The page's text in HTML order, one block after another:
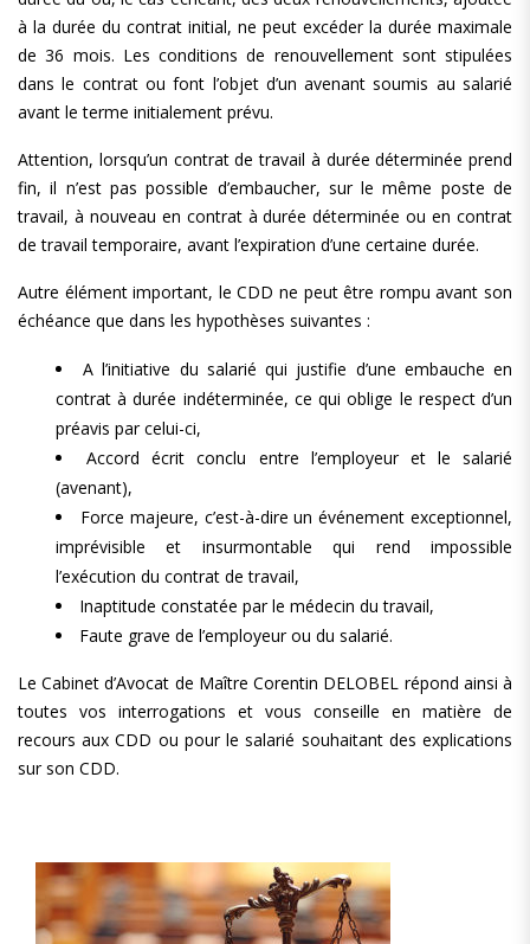
à la durée du contrat initial, ne peut excéder la durée maximale
de 36 mois. Les conditions de renouvellement sont stipulées
dans le contrat ou font l’objet d’un avenant soumis au salarié
avant le terme initialement prévu.
Attention, lorsqu’un contrat de travail à durée déterminée prend
fin, il n’est pas possible d’embaucher, sur le même poste de
travail, à nouveau en contrat à durée déterminée ou en contrat
de travail temporaire, avant l’expiration d’une certaine durée.
Autre élément important, le CDD ne peut être rompu avant son
échéance que dans les hypothèses suivantes :
A l’initiative du salarié qui justifie d’une embauche en
contrat à durée indéterminée, ce qui oblige le respect d’un
préavis par celui-ci,
Accord écrit conclu entre l’employeur et le salarié
(avenant),
Force majeure, c’est-à-dire un événement exceptionnel,
imprévisible et insurmontable qui rend impossible
l’exécution du contrat de travail,
Inaptitude constatée par le médecin du travail,
Faute grave de l’employeur ou du salarié.
Le Cabinet d’Avocat de Maître Corentin DELOBEL répond ainsi à
toutes vos interrogations et vous conseille en matière de
recours aux CDD ou pour le salarié souhaitant des explications
sur son CDD.